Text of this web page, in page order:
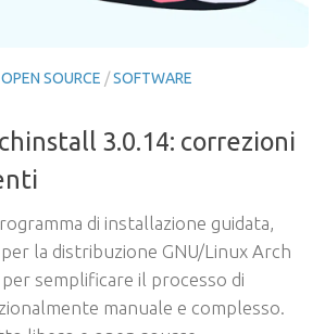
OPEN SOURCE /SOFTWARE
3.0.14: correzioni
di installazione guidata,
la distribuzione GNU/Linux Arch
semplificare il processo di
manuale e complesso.